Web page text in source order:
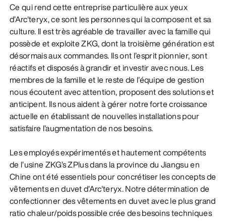
Ce qui rend cette entreprise particulière aux yeux
d’Arc'teryx, ce sont les personnes qui la composent et sa
culture. Il est très agréable de travailler avec la famille qui
possède et exploite ZKG, dont la troisième génération est
désormais aux commandes. Ils ont l’esprit pionnier, sont
réactifs et disposés à grandir et investir avec nous. Les
membres de la famille et le reste de l’équipe de gestion
nous écoutent avec attention, proposent des solutions et
anticipent. Ils nous aident à gérer notre forte croissance
actuelle en établissant de nouvelles installations pour
satisfaire l’augmentation de nos besoins.
Les employés expérimentés et hautement compétents
de l’usine ZKG’s ZPlus dans la province du Jiangsu en
Chine ont été essentiels pour concrétiser les concepts de
vêtements en duvet d’Arc'teryx. Notre détermination de
confectionner des vêtements en duvet avec le plus grand
ratio chaleur/poids possible crée des besoins techniques